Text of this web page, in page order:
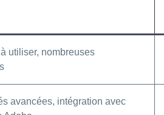
utiliser, nombreuses
avancées, intégration avec